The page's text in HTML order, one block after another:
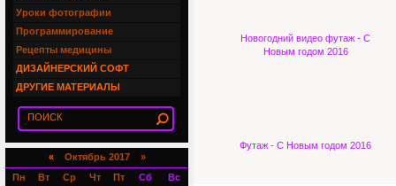
Новогодний видео футаж - С
Новым годом 2016
Футаж - С Новым годом 2016
Уроки фотографии
Программирование
Рецепты медицины
ДИЗАЙНЕРСКИЙ СОФТ
ДРУГИЕ МАТЕРИАЛЫ
«Октябрь 2017 »
Пн
Вт Ср Чт Пт Сб
Вс